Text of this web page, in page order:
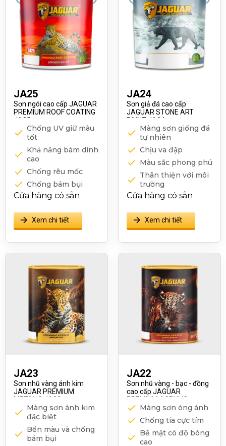
JA25
Sơn ngói cao cấp JAGUAR
PREMIUM ROOF COATING
JA25
Chống UV giữ màu
tốt
Khả năng bám dính
cao
Chống rêu mốc
Chống bám bụi
Màng sơn bóng
Cửa hàng có sẵn
Xem chi tiết
JA24
Sơn giả đá cao cấp
JAGUAR STONE ART
PAINT JA24
Màng sơn giống đá
tự nhiên
Chịu va đập
Màu sắc phong phú
Thân thiện với môi
trường
Chống tia cực tím
Cửa hàng có sẵn
Xem chi tiết
JA23
Sơn nhũ vàng ánh kim
JAGUAR PREMIUM
METALIC JA23
Màng sơn ánh kim
đặc biệt
Bền màu và chống
bám bụi
JA22
Sơn nhũ vàng - bạc - đồng
cao cấp JAGUAR
PREMIUM ACRYLIC
EMULSION JA22
Màng sơn óng ánh
Chống tia cực tím
Bề mặt có độ bóng
cao